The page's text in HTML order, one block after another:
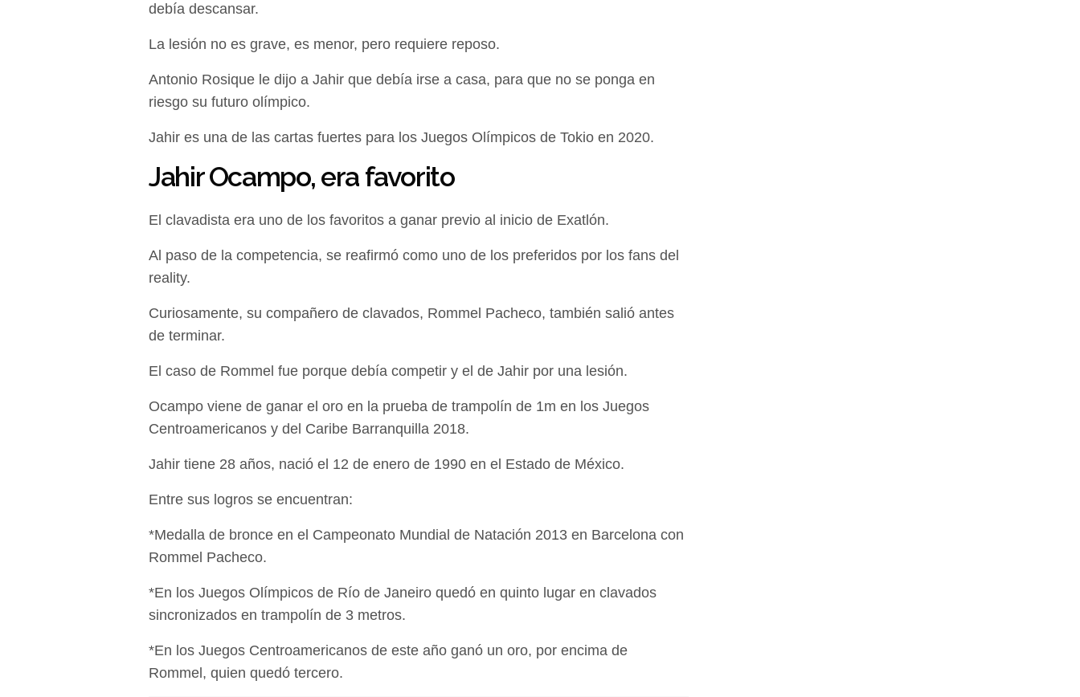
debía descansar.
La lesión no es grave, es menor, pero requiere reposo.
Antonio Rosique le dijo a Jahir que debía irse a casa, para que no se ponga en
riesgo su futuro olímpico.
Jahir es una de las cartas fuertes para los Juegos Olímpicos de Tokio en 2020.
Jahir Ocampo, era favorito
El clavadista era uno de los favoritos a ganar previo al inicio de Exatlón.
Al paso de la competencia, se reafirmó como uno de los preferidos por los fans del
reality.
Curiosamente, su compañero de clavados, Rommel Pacheco, también salió antes
de terminar.
El caso de Rommel fue porque debía competir y el de Jahir por una lesión.
Ocampo viene de ganar el oro en la prueba de trampolín de 1m en los Juegos
Centroamericanos y del Caribe Barranquilla 2018.
Jahir tiene 28 años, nació el 12 de enero de 1990 en el Estado de México.
Entre sus logros se encuentran:
*Medalla de bronce en el Campeonato Mundial de Natación 2013 en Barcelona con
Rommel Pacheco.
*En los Juegos Olímpicos de Río de Janeiro quedó en quinto lugar en clavados
sincronizados en trampolín de 3 metros.
*En los Juegos Centroamericanos de este año ganó un oro, por encima de
Rommel, quien quedó tercero.